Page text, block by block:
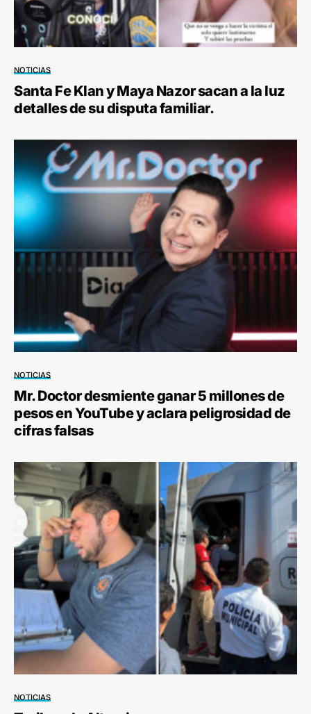
NOTICIAS
Santa Fe Klan y Maya Nazor sacan a la luz
detalles de su disputa familiar.
NOTICIAS
Mr. Doctor desmiente ganar 5 millones de
pesos en YouTube y aclara peligrosidad de
cifras falsas
NOTICIAS